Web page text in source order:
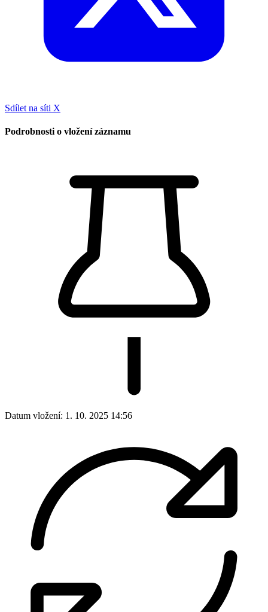
Sdílet na síti X
Podrobnosti o vložení záznamu
Datum vložení: 1. 10. 2025 14:56